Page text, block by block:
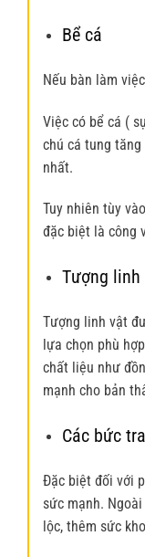
Bể cá
Nếu bàn làm
Việc có bể cá (
chú cá tung
nhất.
Tuy nhiên tùy
đặc biệt là công
Tượng linh
Tượng linh vật
lựa chọn phù
chất liệu như
mạnh cho bản
Các bức
Đặc biệt đối với
sức mạnh.
lộc, thêm sức